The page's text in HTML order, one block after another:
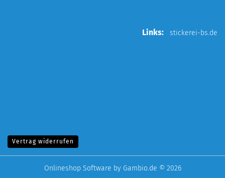
Links: stickerei-bs.de
Vertrag widerrufen
Onlineshop Software by Gambio.de © 2026